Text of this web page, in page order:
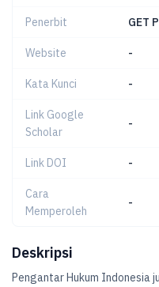
Penerbit GET
Website -
Kata Kunci -
Link Google
Scholar
-
Link DOI -
Cara
Memperoleh
-
Deskripsi
Pengantar Hukum Indonesia